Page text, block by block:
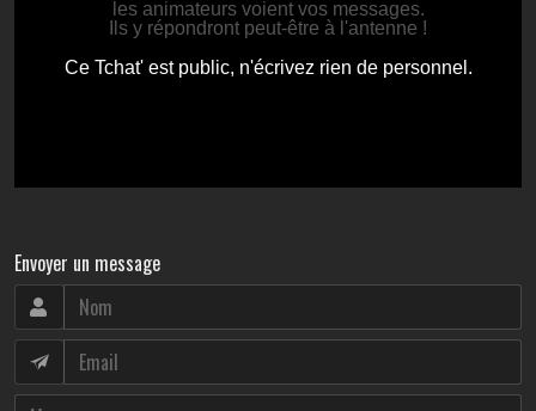
Envoyer un message